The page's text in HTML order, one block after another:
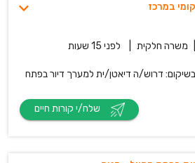
במרכז
משרה חלקית לפני 15 שעות
בשיקום: דרוש/ה דיאטן/ית למערך דיור בפתח